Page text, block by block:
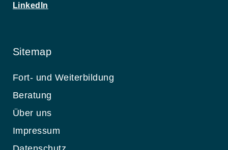
LinkedIn
Sitemap
Fort- und Weiterbildung
Beratung
Über uns
Impressum